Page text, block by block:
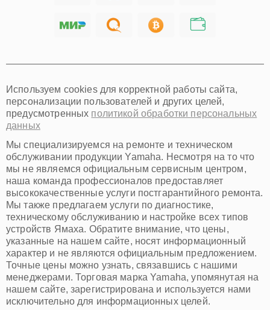
Хабаровск
Омск
Красноярск
Пермь
Ульяновск
Киров
Архангельск
Астрахань
Белгород
Благовещенск
Брянск
Владивосток
Владикавказ
Владимир
Волжский
Вологда
Грозный
Иваново
Используем cookies для корректной работы сайта,
персонализации пользователей и других целей,
предусмотренных политикой обработки персональных
данных
Мы специализируемся на ремонте и техническом
обслуживании продукции Yamaha. Несмотря на то что
мы не являемся официальным сервисным центром,
наша команда профессионалов предоставляет
высококачественные услуги постгарантийного ремонта.
Мы также предлагаем услуги по диагностике,
техническому обслуживанию и настройке всех типов
устройств Ямаха. Обратите внимание, что цены,
указанные на нашем сайте, носят информационный
характер и не являются официальным предложением.
Точные цены можно узнать, связавшись с нашими
менеджерами. Торговая марка Yamaha, упомянутая на
нашем сайте, зарегистрирована и используется нами
исключительно для информационных целей.